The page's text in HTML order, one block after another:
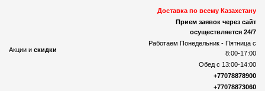
Акции и скидки
Доставка по всему Казахстану
Прием заявок через сайт
осуществляется 24/7
Работаем Понедельник - Пятница с
8:00-17:00
Обед с 13:00-14:00
+77078878900
+77078873060